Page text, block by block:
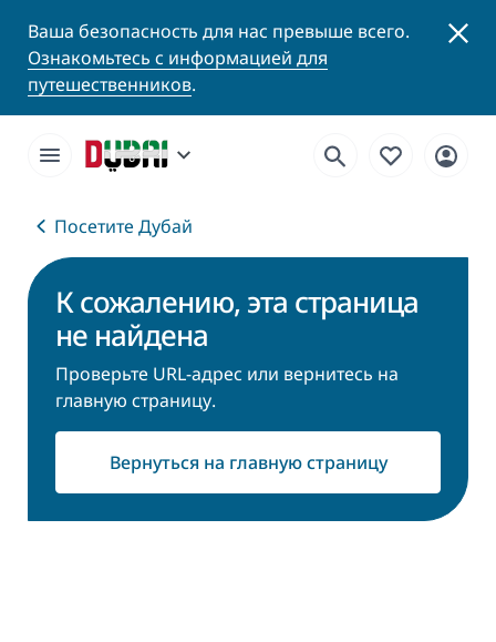
Ваша безопасность для нас превыше всего.
Ознакомьтесь с информацией для
путешественников.
Посетите Дубай
К сожалению, эта страница
не найдена
Проверьте URL-адрес или вернитесь на
главную страницу.
Вернуться на главную страницу